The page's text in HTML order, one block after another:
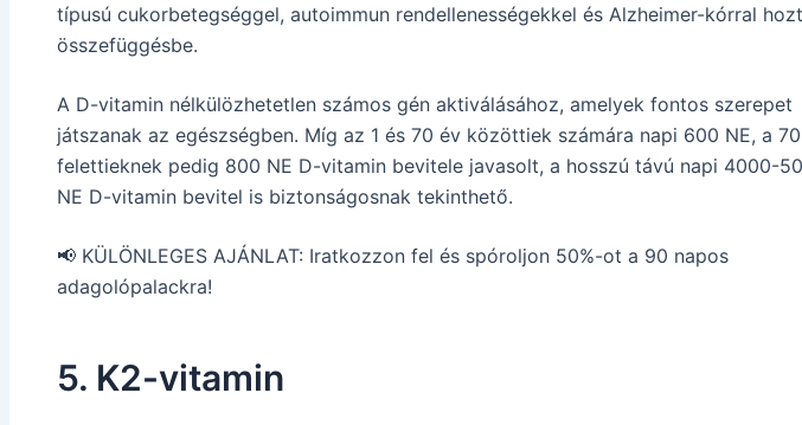
típusú cukorbetegséggel, autoimmun rendellenességekkel és Alzheimer-kórral
összefüggésbe.
A D-vitamin nélkülözhetetlen számos gén aktiválásához, amelyek fontos szerepet
játszanak az egészségben. Míg az 1 és 70 év közöttiek számára napi 600 NE, a
felettieknek pedig 800 NE D-vitamin bevitele javasolt, a hosszú távú napi 4000-
NE D-vitamin bevitel is biztonságosnak tekinthető.
📢 KÜLÖNLEGES AJÁNLAT: Iratkozzon fel és spóroljon 50%-ot a 90 napos
adagolópalackra!
5. K2-vitamin